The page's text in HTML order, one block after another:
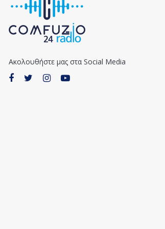
Ακολουθήστε μας στα Social Media